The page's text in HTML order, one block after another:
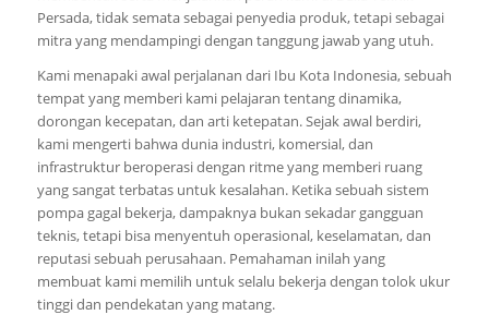
Persada, tidak semata sebagai penyedia produk, tetapi sebagai
mitra yang mendampingi dengan tanggung jawab yang utuh.
Kami menapaki awal perjalanan dari Ibu Kota Indonesia, sebuah
tempat yang memberi kami pelajaran tentang dinamika,
dorongan kecepatan, dan arti ketepatan. Sejak awal berdiri,
kami mengerti bahwa dunia industri, komersial, dan
infrastruktur beroperasi dengan ritme yang memberi ruang
yang sangat terbatas untuk kesalahan. Ketika sebuah sistem
pompa gagal bekerja, dampaknya bukan sekadar gangguan
teknis, tetapi bisa menyentuh operasional, keselamatan, dan
reputasi sebuah perusahaan. Pemahaman inilah yang
membuat kami memilih untuk selalu bekerja dengan tolok ukur
tinggi dan pendekatan yang matang.